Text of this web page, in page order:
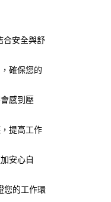
合安全與舒
確保您的
感到壓
提高工作
安心自
您的工作環